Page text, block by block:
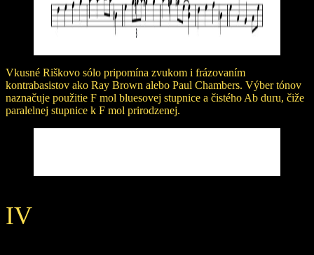
Vkusné Riškovo sólo pripomína zvukom i frázovaním
kontrabasistov ako Ray Brown alebo Paul Chambers. Výber tónov
naznačuje použitie F mol bluesovej stupnice a čistého Ab duru, čiže
paralelnej stupnice k F mol prirodzenej.
IV